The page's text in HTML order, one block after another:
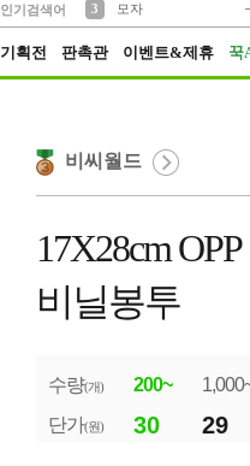
인기검색어
3
모자
기획전 판촉관 이벤트&제휴 꾹
비씨월드
17X28cm
비닐봉투
수량(개) 200~
단가(원) 30 29